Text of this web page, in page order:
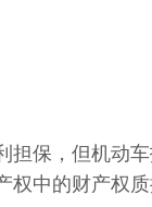
担保，但机动
中的财产权质